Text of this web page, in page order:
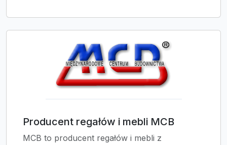
Producent regałów i mebli MCB
MCB to producent regałów i mebli z